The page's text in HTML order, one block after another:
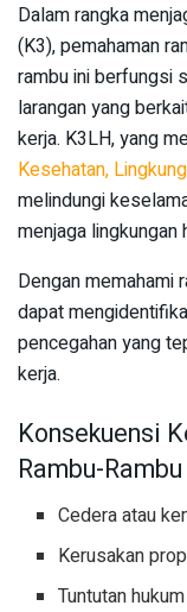
Dalam rangka
(K3), pemahaman
rambu ini berfungsi
larangan yang
kerja. K3LH, yang
Kesehatan,
melindungi
menjaga lingkungan
Dengan memahami
dapat
pencegahan yang
kerja.
Konsekuensi
Rambu-
Cedera atau
Kerusakan
Tuntutan hukum